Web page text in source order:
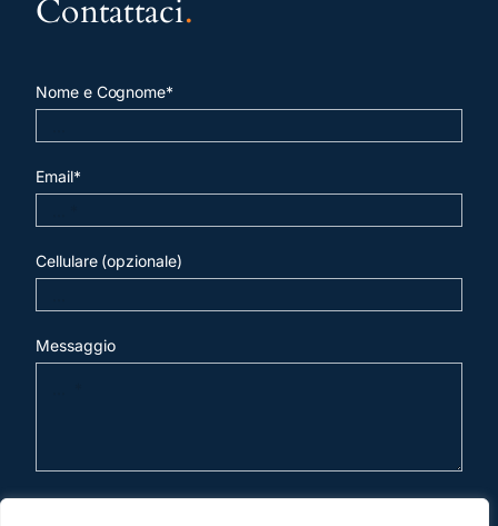
Contattaci.
Nome e Cognome*
Email*
Cellulare (opzionale)
Messaggio